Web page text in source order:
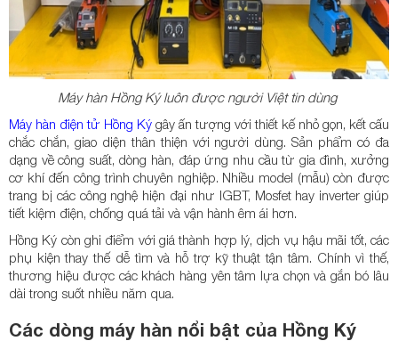
Máy hàn Hồng Ký luôn được người Việt tin dùng
Máy hàn điện tử Hồng Ký gây ấn tượng với thiết kế nhỏ gọn, kết cấu
chắc chắn, giao diện thân thiện với người dùng. Sản phẩm có đa
dạng về công suất, dòng hàn, đáp ứng nhu cầu từ gia đình, xưởng
cơ khí đến công trình chuyên nghiệp. Nhiều model (mẫu) còn được
trang bị các công nghệ hiện đại như IGBT, Mosfet hay inverter giúp
tiết kiệm điện, chống quá tải và vận hành êm ái hơn.
Hồng Ký còn ghi điểm với giá thành hợp lý, dịch vụ hậu mãi tốt, các
phụ kiện thay thế dễ tìm và hỗ trợ kỹ thuật tận tâm. Chính vì thế,
thương hiệu được các khách hàng yên tâm lựa chọn và gắn bó lâu
dài trong suốt nhiều năm qua.
Các dòng máy hàn nổi bật của Hồng Ký